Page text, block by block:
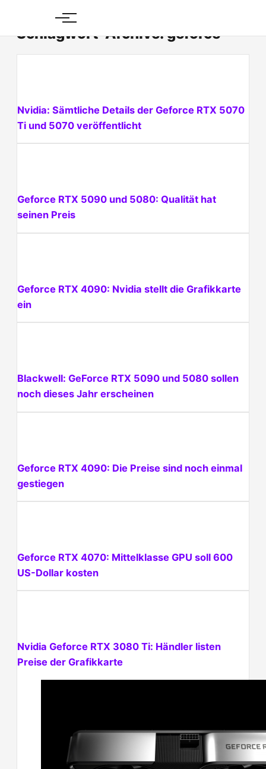
content
Schlagwort-Archive: geforce
Nvidia: Sämtliche Details der Geforce RTX 5070
Ti und 5070 veröffentlicht
Geforce RTX 5090 und 5080: Qualität hat
seinen Preis
Geforce RTX 4090: Nvidia stellt die Grafikkarte
ein
Blackwell: GeForce RTX 5090 und 5080 sollen
noch dieses Jahr erscheinen
Geforce RTX 4090: Die Preise sind noch einmal
gestiegen
Geforce RTX 4070: Mittelklasse GPU soll 600
US-Dollar kosten
Nvidia Geforce RTX 3080 Ti: Händler listen
Preise der Grafikkarte